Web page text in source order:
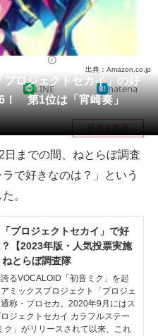
教育・育児
リサーチ
ロジェクトセカイ」の好
！ 第1位は「宵崎奏」
出典：Amazon.co.jp
LINE hatena
目次を表示
までの間、ねとらぼ調査
で好きなのは？」という
。
「プロジェクトセカイ」で好
【2023年版・人気投票実施
とらぼ調査隊
るVOCALOID「初音ミク」を起
ミックスプロジェクト「プロジェ
称・プロセカ。2020年9月にはス
ジェクトセカイ カラフルステー
ク」がリリースされて以来、これ